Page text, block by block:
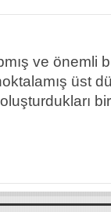
ve önemli
üst